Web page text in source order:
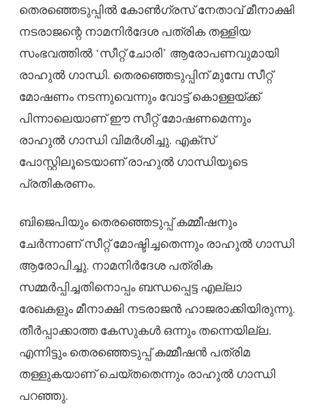
തെരഞ്ഞെടുപ്പില്‍ കോണ്‍ഗ്രസ് നേതാവ് മീനാക്ഷി
നടരാജന്റെ നാമനിര്‍ദേശ പത്രിക തള്ളിയ
സംഭവത്തില്‍ ‘സീറ്റ് ചോരി’ ആരോപണവുമായി
രാഹുല്‍ ഗാന്ധി. തെരഞ്ഞെടുപ്പിന് മുമ്പേ സീറ്റ്
മോഷണം നടന്നുവെന്നും വോട്ട് കൊള്ളയ്ക്ക്
പിന്നാലെയാണ് ഈ സീറ്റ് മോഷണമെന്നും
രാഹുല്‍ ഗാന്ധി വിമര്‍ശിച്ചു. എക്‌സ്
പോസ്റ്റിലൂടെയാണ് രാഹുല്‍ ഗാന്ധിയുടെ
പ്രതികരണം.
ബിജെപിയും തെരഞ്ഞെടുപ്പ് കമ്മീഷനും
ചേര്‍ന്നാണ് സീറ്റ് മോഷ്ടിച്ചതെന്നും രാഹുല്‍ ഗാന്ധി
ആരോപിച്ചു. നാമനിര്‍ദേശ പത്രിക
സമ്മര്‍പ്പിച്ചതിനൊപ്പം ബന്ധപ്പെട്ട എല്ലാ
രേഖകളും മീനാക്ഷി നടരാജന്‍ ഹാജരാക്കിയിരുന്നു.
തീര്‍പ്പാക്കാത്ത കേസുകള്‍ ഒന്നും തന്നെയില്ല.
എന്നിട്ടും തെരഞ്ഞെടുപ്പ് കമ്മീഷന്‍ പത്രിമ
തള്ളുകയാണ് ചെയ്തതെന്നും രാഹുല്‍ ഗാന്ധി
പറഞ്ഞു.